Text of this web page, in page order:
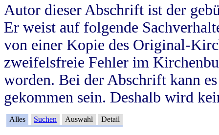
Autor dieser Abschrift ist der
Er weist auf folgende
von einer Kopie des Original-
zweifelsfreie Fehler im
worden. Bei der Abschrift kann
gekommen sein. Deshalb wird
Alles Suchen Auswahl Detail